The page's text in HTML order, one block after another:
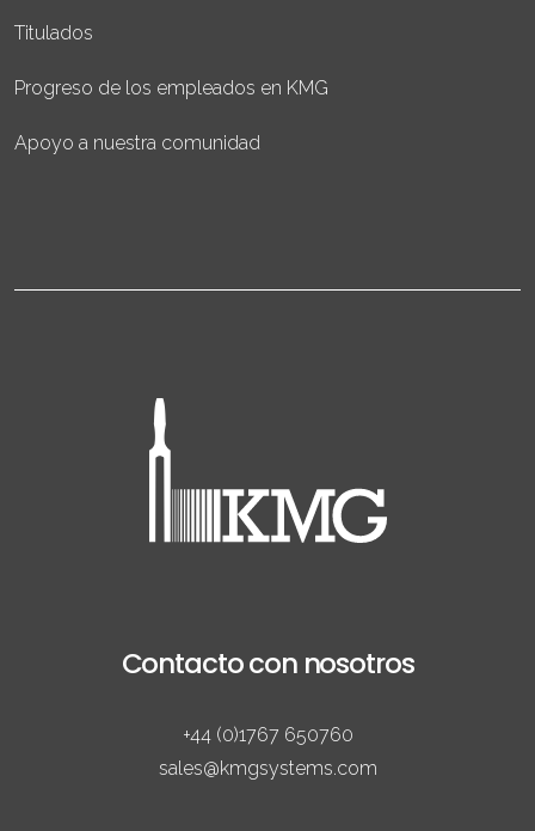
Titulados
Progreso de los empleados en KMG
Apoyo a nuestra comunidad
Contacto con nosotros
+44 (0)1767 650760
sales@kmgsystems.com